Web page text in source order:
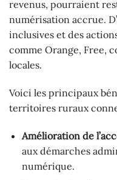
revenus, pourraient
numérisation accrue.
inclusives et des
comme Orange, Free,
locales.
Voici les principaux
territoires ruraux
Amélioration de
aux démarches
numérique.